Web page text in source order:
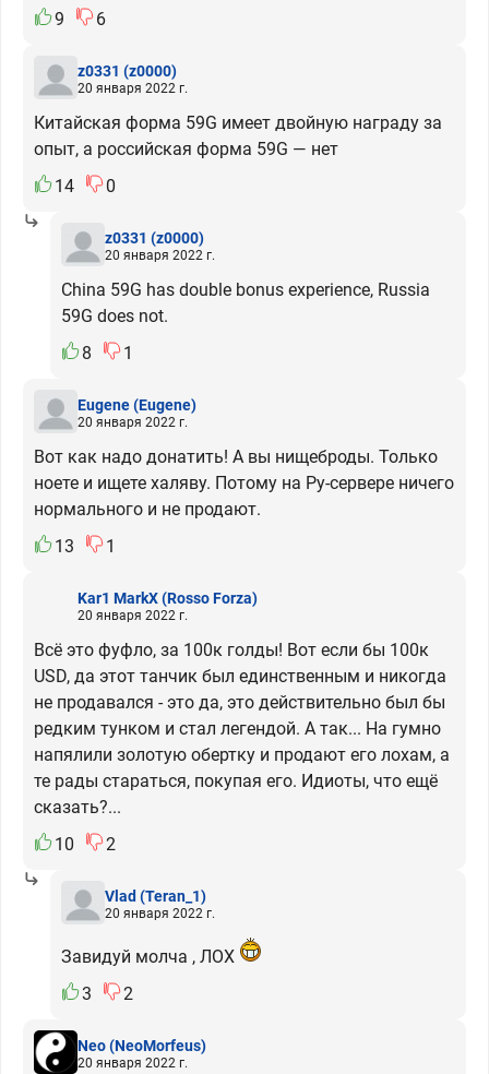
9
6
z0331 (z0000)
20 января 2022 г.
Китайская форма 59G имеет двойную награду за
опыт, а российская форма 59G — нет
14
0
z0331 (z0000)
20 января 2022 г.
China 59G has double bonus experience, Russia
59G does not.
8
1
Eugene(Eugene)
20 января 2022 г.
Вот как надо донатить! А вы нищеброды. Только
ноете и ищете халяву. Потому на Ру-сервере ничего
нормального и не продают.
13
1
Kar1 MarkX(Rosso Forza)
20 января 2022 г.
Всё это фуфло, за 100к голды! Вот если бы 100к
USD, да этот танчик был единственным и никогда
не продавался - это да, это действительно был бы
редким тунком и стал легендой. А так... На гумно
напялили золотую обертку и продают его лохам, а
те рады стараться, покупая его. Идиоты, что ещё
сказать?...
10
2
Vlad(Teran_1)
20 января 2022 г.
Завидуй молча , ЛОХ
3
2
Neo(NeoMorfeus)
20 января 2022 г.